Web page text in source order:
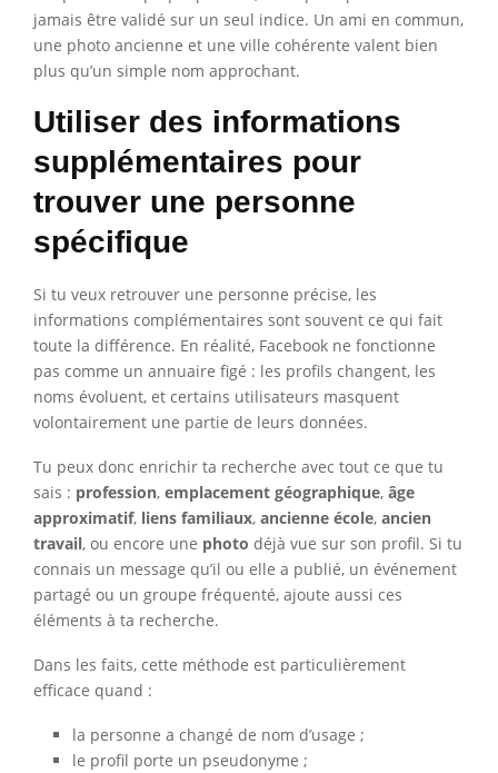
jamais être validé sur un seul indice. Un ami en commun,
une photo ancienne et une ville cohérente valent bien
plus qu’un simple nom approchant.
Utiliser des informations
supplémentaires pour
trouver une personne
spécifique
Si tu veux retrouver une personne précise, les
informations complémentaires sont souvent ce qui fait
toute la différence. En réalité, Facebook ne fonctionne
pas comme un annuaire figé : les profils changent, les
noms évoluent, et certains utilisateurs masquent
volontairement une partie de leurs données.
Tu peux donc enrichir ta recherche avec tout ce que tu
sais : profession, emplacement géographique, âge
approximatif, liens familiaux, ancienne école, ancien
travail, ou encore une photo déjà vue sur son profil. Si tu
connais un message qu’il ou elle a publié, un événement
partagé ou un groupe fréquenté, ajoute aussi ces
éléments à ta recherche.
Dans les faits, cette méthode est particulièrement
efficace quand :
la personne a changé de nom d’usage ;
le profil porte un pseudonyme ;